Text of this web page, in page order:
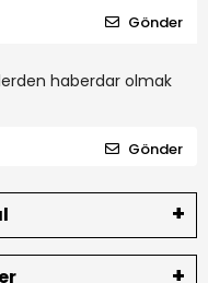
Gönder
haberdar olmak
Gönder